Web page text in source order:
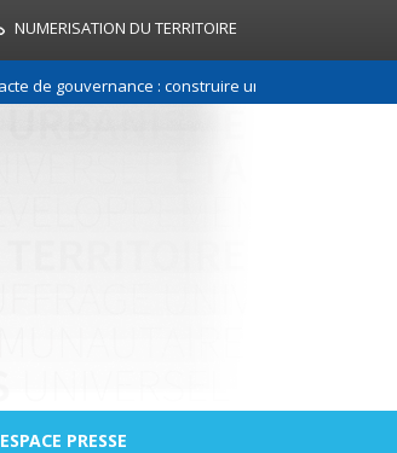
NUMERISATION DU TERRITOIRE
de gouvernance : construire une relation de
ESPACE PRESSE